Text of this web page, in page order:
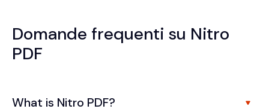
Domande frequenti su Nitro
PDF
What is Nitro PDF?